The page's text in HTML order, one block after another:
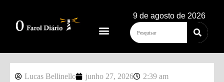
9 de agosto de 2026
Lucas Bellinello junho 27, 2026 2:39 am